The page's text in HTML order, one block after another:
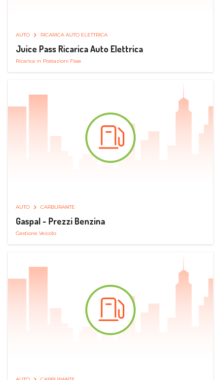
AUTO RICARICA AUTO ELETTRICA
Juice Pass Ricarica Auto Elettrica
Ricarica in Postazioni Fisse
AUTO CARBURANTE
Gaspal - Prezzi Benzina
Gestione Veicolo